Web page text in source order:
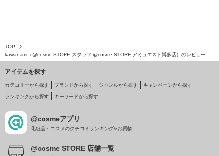
TOP
kawanami（@cosme STORE スタッフ @cosme STORE アミュエスト博多店）のレビュー
アイテムを探す
カテゴリーから探す ブランドから探す ジャンルから探す キャンペーンから探す
ランキングから探す キーワードから探す
@cosmeアプリ
化粧品・コスメのクチコミランキング&お買物
@cosme STORE 店舗一覧